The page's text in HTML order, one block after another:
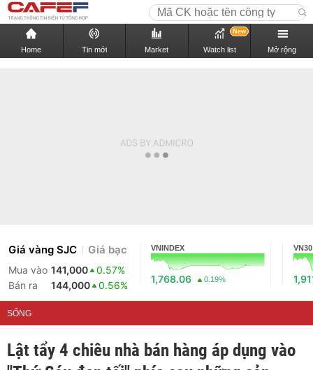
Home Tin mới Market Watch list
New
Mở rộng
Giá vàng SJC Giá bạc
Mua vào 141,000
0.57%
Bán ra
144,000 0.56%
VNINDEX
1,768.06 0.19%
VN30
SỐNG
Lật tẩy 4 chiêu nhà bán hàng áp dụng vào